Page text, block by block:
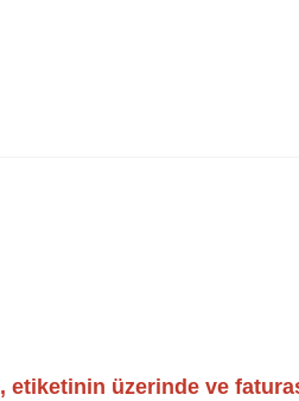
, etiketinin üzerinde ve